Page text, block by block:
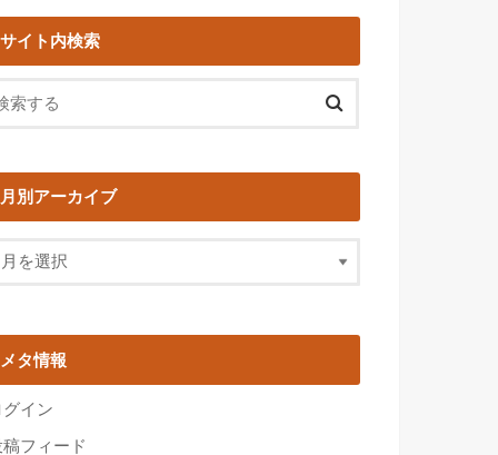
サイト内検索
月別アーカイブ
メタ情報
グイン
稿フィード